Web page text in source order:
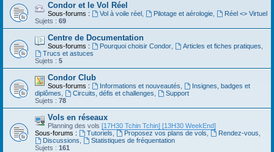
Condor et le Vol Réel
Sous-forums : Vol à voile réel, Pilotage et aérologie,
Réel <> Virtuel
Sujets : 69
Centre de Documentation
Sous-forums : Pourquoi choisir Condor, Articles et fiches pratiques
Trucs et astuces
Sujets : 5
Condor Club
Sous-forums : Informations et nouveautés
Insignes, badges et
diplômes
Circuits, défis et challenges
Support
Sujets : 78
Vols en réseaux
Planning des vols [17H30 Tchin Tchin] [13H30 WeekEnd]
Sous-forums :
Tutoriels Proposez vos plans de vols Rendez-vous
Discussions
Statistiques de fréquentation
Sujets : 161